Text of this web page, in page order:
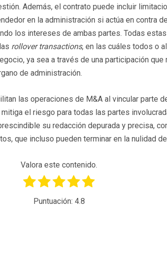
Además, el contrato puede incluir
en la administración si actúa en contra
los intereses de ambas partes. Todas
rollover transactions, en las cuáles todos o
ya sea a través de una participación que
de administración.
las operaciones de M&A al vincular parte
el riesgo para todas las partes
su redacción depurada y precisa,
que incluso pueden terminar en la nulidad
Valora este contenido.
Puntuación: 4.8